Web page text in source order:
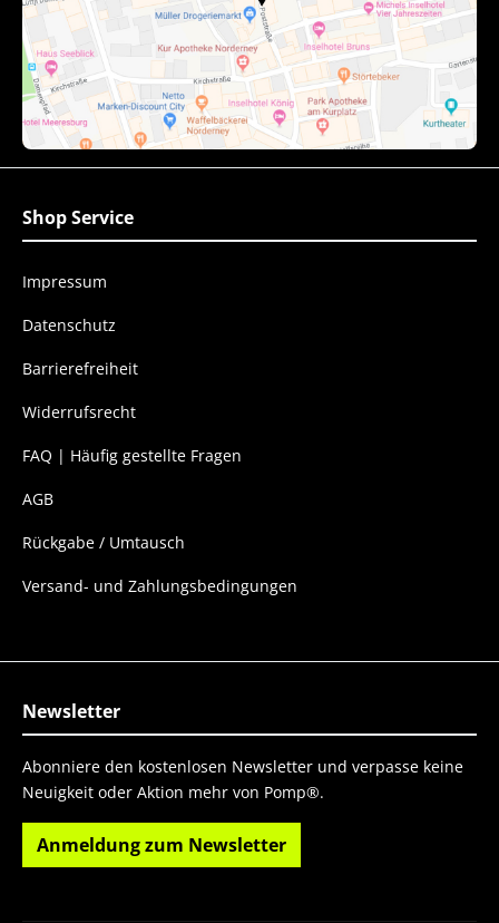
Shop Service
Impressum
Datenschutz
Barrierefreiheit
Widerrufsrecht
FAQ | Häufig gestellte Fragen
AGB
Rückgabe / Umtausch
Versand- und Zahlungsbedingungen
Newsletter
Abonniere den kostenlosen Newsletter und verpasse keine
Neuigkeit oder Aktion mehr von Pomp®.
Anmeldung zum Newsletter